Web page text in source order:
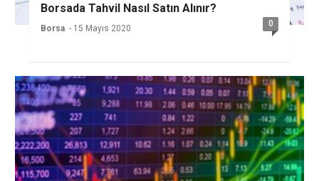
Borsada Tahvil Nasıl Satın Alınır?
Borsa - 15 Mayıs 2020 0